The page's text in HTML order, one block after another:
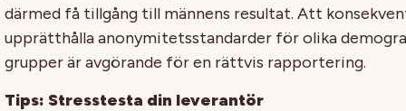
därmed få tillgång till männens resultat. Att
upprätthålla anonymitetsstandarder för olika
grupper är avgörande för en rättvis rapportering.
Tips: Stresstesta din leverantör